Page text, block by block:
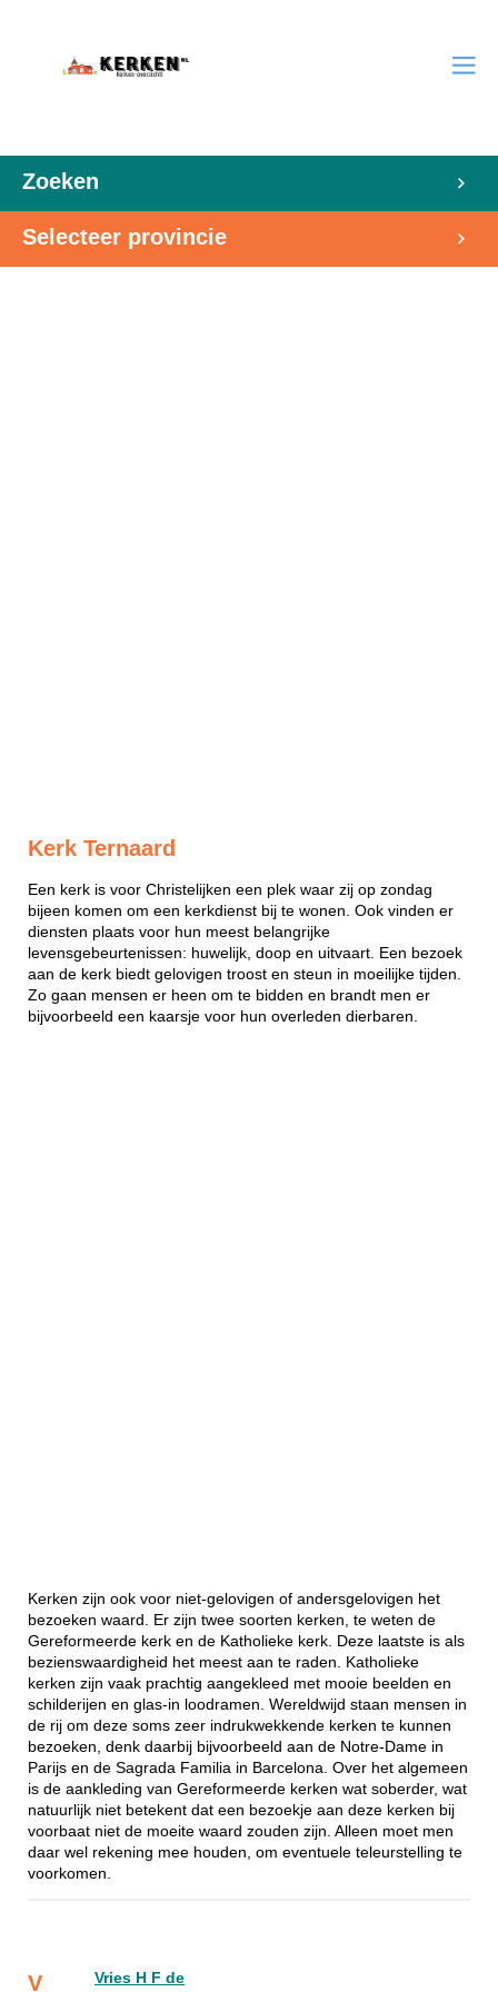
Zoeken
Selecteer provincie
Kerk Ternaard
Een kerk is voor Christelijken een plek waar zij op zondag
bijeen komen om een kerkdienst bij te wonen. Ook vinden er
diensten plaats voor hun meest belangrijke
levensgebeurtenissen: huwelijk, doop en uitvaart. Een bezoek
aan de kerk biedt gelovigen troost en steun in moeilijke tijden.
Zo gaan mensen er heen om te bidden en brandt men er
bijvoorbeeld een kaarsje voor hun overleden dierbaren.
Kerken zijn ook voor niet-gelovigen of andersgelovigen het
bezoeken waard. Er zijn twee soorten kerken, te weten de
Gereformeerde kerk en de Katholieke kerk. Deze laatste is als
bezienswaardigheid het meest aan te raden. Katholieke
kerken zijn vaak prachtig aangekleed met mooie beelden en
schilderijen en glas-in loodramen. Wereldwijd staan mensen in
de rij om deze soms zeer indrukwekkende kerken te kunnen
bezoeken, denk daarbij bijvoorbeeld aan de Notre-Dame in
Parijs en de Sagrada Familia in Barcelona. Over het algemeen
is de aankleding van Gereformeerde kerken wat soberder, wat
natuurlijk niet betekent dat een bezoekje aan deze kerken bij
voorbaat niet de moeite waard zouden zijn. Alleen moet men
daar wel rekening mee houden, om eventuele teleurstelling te
voorkomen.
V Vries H F de